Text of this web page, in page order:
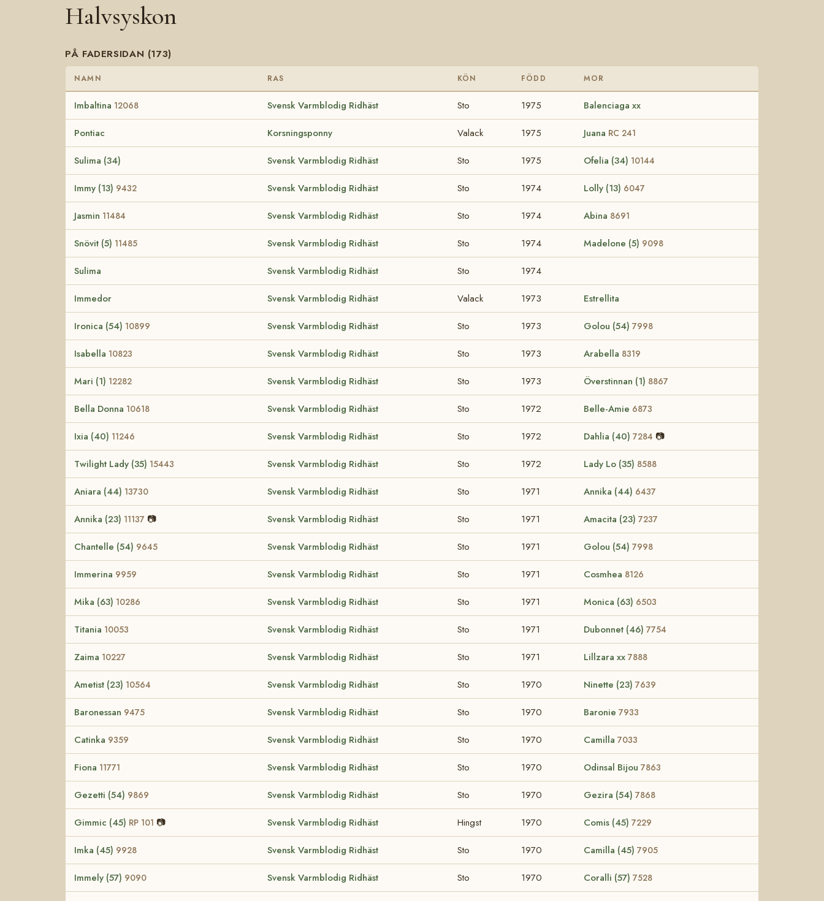
Halvsyskon
PÅ FADERSIDAN (173)
NAMN RAS KÖN FÖDD MOR
Imbaltina 12068 Svensk Varmblodig Ridhäst Sto 1975 Balenciaga xx
Pontiac Korsningsponny Valack 1975 Juana RC 241
Sulima (34) Svensk Varmblodig Ridhäst Sto 1975 Ofelia (34) 10144
Immy (13) 9432 Svensk Varmblodig Ridhäst Sto 1974 Lolly (13) 6047
Jasmin 11484 Svensk Varmblodig Ridhäst Sto 1974 Abina 8691
Snövit (5) 11485 Svensk Varmblodig Ridhäst Sto 1974 Madelone (5) 9098
Sulima Svensk Varmblodig Ridhäst Sto 1974
Immedor Svensk Varmblodig Ridhäst Valack 1973 Estrellita
Ironica (54) 10899 Svensk Varmblodig Ridhäst Sto 1973 Golou (54) 7998
Isabella 10823 Svensk Varmblodig Ridhäst Sto 1973 Arabella 8319
Mari (1) 12282 Svensk Varmblodig Ridhäst Sto 1973 Överstinnan (1) 8867
Bella Donna 10618 Svensk Varmblodig Ridhäst Sto 1972 Belle-Amie 6873
Ixia (40) 11246 Svensk Varmblodig Ridhäst Sto 1972 Dahlia (40) 7284 📷
Twilight Lady (35) 15443 Svensk Varmblodig Ridhäst Sto 1972 Lady Lo (35) 8588
Aniara (44) 13730 Svensk Varmblodig Ridhäst Sto 1971 Annika (44) 6437
Annika (23) 11137 📷 Svensk Varmblodig Ridhäst Sto 1971 Amacita (23) 7237
Chantelle (54) 9645 Svensk Varmblodig Ridhäst Sto 1971 Golou (54) 7998
Immerina 9959 Svensk Varmblodig Ridhäst Sto 1971 Cosmhea 8126
Mika (63) 10286 Svensk Varmblodig Ridhäst Sto 1971 Monica (63) 6503
Titania 10053 Svensk Varmblodig Ridhäst Sto 1971 Dubonnet (46) 7754
Zaima 10227 Svensk Varmblodig Ridhäst Sto 1971 Lillzara xx 7888
Ametist (23) 10564 Svensk Varmblodig Ridhäst Sto 1970 Ninette (23) 7639
Baronessan 9475 Svensk Varmblodig Ridhäst Sto 1970 Baronie 7933
Catinka 9359 Svensk Varmblodig Ridhäst Sto 1970 Camilla 7033
Fiona 11771 Svensk Varmblodig Ridhäst Sto 1970 Odinsal Bijou 7863
Gezetti (54) 9869 Svensk Varmblodig Ridhäst Sto 1970 Gezira (54) 7868
Gimmic (45) RP 101 📷 Svensk Varmblodig Ridhäst Hingst 1970 Comis (45) 7229
Imka (45) 9928 Svensk Varmblodig Ridhäst Sto 1970 Camilla (45) 7905
Immely (57) 9090 Svensk Varmblodig Ridhäst Sto 1970 Coralli (57) 7528